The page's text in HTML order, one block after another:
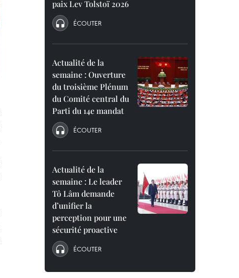
paix Lev Tolstoï 2026
ÉCOUTER
Actualité de la
semaine : Ouverture
du troisième Plénum
du Comité central du
Parti du 14e mandat
ÉCOUTER
Actualité de la
semaine : Le leader
Tô Lâm demande
d’unifier la
perception pour une
sécurité proactive
ÉCOUTER